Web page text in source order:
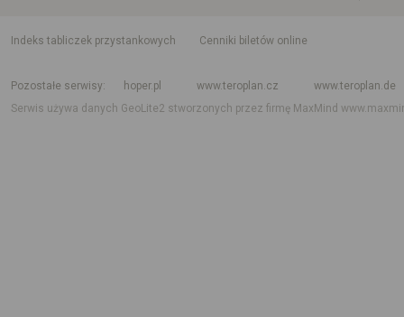
indeks tabliczek przystankowych
Cenniki biletów online
Pozostałe serwisy
hoper.pl www.teroplan.cz
www.teroplan.de
Serwis używa danych GeoLite2 stworzonych przez firmę MaxMind